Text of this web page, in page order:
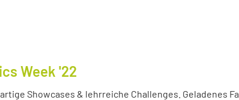
Week '22
Showcases & lehrreiche Challenges. Geladenes